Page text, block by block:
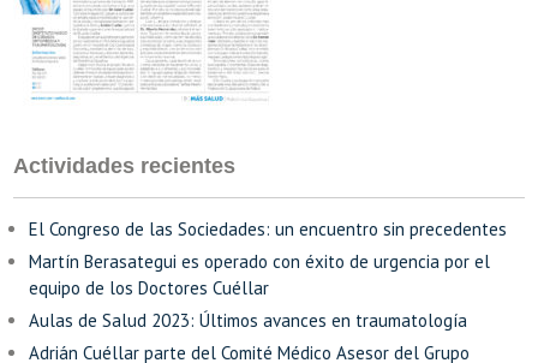
Actividades recientes
El Congreso de las Sociedades: un encuentro sin precedentes
Martín Berasategui es operado con éxito de urgencia por el
equipo de los Doctores Cuéllar
Aulas de Salud 2023: Últimos avances en traumatología
Adrián Cuéllar parte del Comité Médico Asesor del Grupo